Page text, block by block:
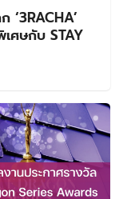
‘3RACHA’
ศษกับ STAY